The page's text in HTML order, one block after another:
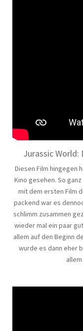
Jurassic World:
Diesen Film hingegen
Kino gesehen. So
mit dem ersten Film
packend war es
schlimm zusammen
wieder mal ein paar
allem auf den Beginn
wurde es dann eher